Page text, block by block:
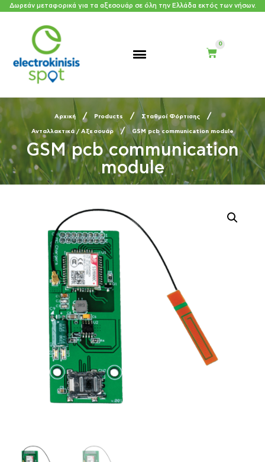
Δωρεάν μεταφορικά για τα αξεσουάρ σε όλη την Ελλάδα εκτός των νήσων.
GSM pcb communication
module
Αρχική / Products / Σταθμοί Φόρτισης /
Ανταλλακτικά / Αξεσουάρ / GSM pcb communication module